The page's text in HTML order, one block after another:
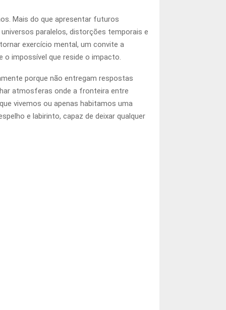
Mais do que apresentar futuros
paralelos, distorções temporais e
exercício mental, um convite a
o impossível que reside o impacto.
porque não entregam respostas
atmosferas onde a fronteira entre
vivemos ou apenas habitamos uma
e labirinto, capaz de deixar qualquer